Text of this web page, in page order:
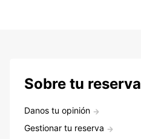
Sobre tu reserva
Danos tu opinión
Gestionar tu reserva